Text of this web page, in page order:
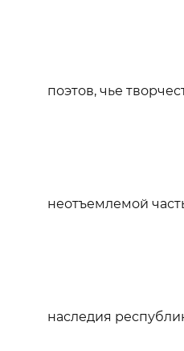
поэтов, чье
неотъемлемой
наследия